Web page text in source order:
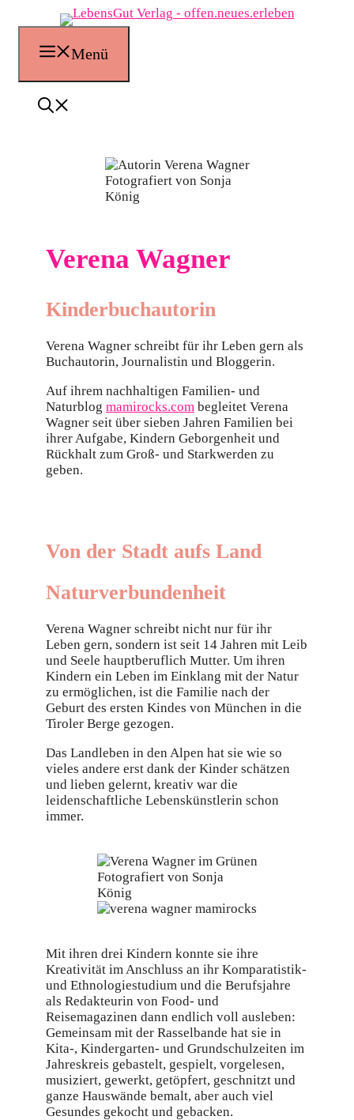
springen
Menü
Fotografiert von Sonja
König
Verena Wagner
Kinderbuchautorin
Verena Wagner schreibt für ihr Leben gern als
Buchautorin, Journalistin und Bloggerin.
Auf ihrem nachhaltigen Familien- und
Naturblog mamirocks.com begleitet Verena
Wagner seit über sieben Jahren Familien bei
ihrer Aufgabe, Kindern Geborgenheit und
Rückhalt zum Groß- und Starkwerden zu
geben.
Von der Stadt aufs Land
Naturverbundenheit
Verena Wagner schreibt nicht nur für ihr
Leben gern, sondern ist seit 14 Jahren mit Leib
und Seele hauptberuflich Mutter. Um ihren
Kindern ein Leben im Einklang mit der Natur
zu ermöglichen, ist die Familie nach der
Geburt des ersten Kindes von München in die
Tiroler Berge gezogen.
Das Landleben in den Alpen hat sie wie so
vieles andere erst dank der Kinder schätzen
und lieben gelernt, kreativ war die
leidenschaftliche Lebenskünstlerin schon
immer.
Fotografiert von Sonja
König
Mit ihren drei Kindern konnte sie ihre
Kreativität im Anschluss an ihr Komparatistik-
und Ethnologiestudium und die Berufsjahre
als Redakteurin von Food- und
Reisemagazinen dann endlich voll ausleben:
Gemeinsam mit der Rasselbande hat sie in
Kita-, Kindergarten- und Grundschulzeiten im
Jahreskreis gebastelt, gespielt, vorgelesen,
musiziert, gewerkt, getöpfert, geschnitzt und
ganze Hauswände bemalt, aber auch viel
Gesundes gekocht und gebacken.